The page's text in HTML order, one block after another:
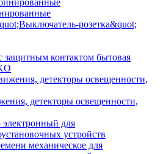
розетка&quot;
защитным контактом бытовая
детекторы освещенности,
для
устройств
механическое для